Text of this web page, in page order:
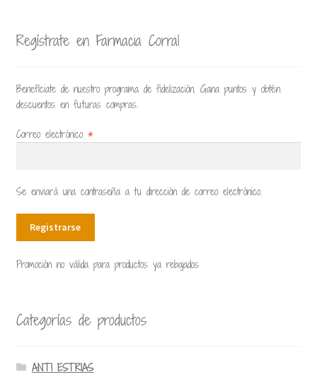
Regístrate en Farmacia Corral
Benefíciate de nuestro programa de fidelización. Gana puntos y obtén
descuentos en futuras compras.
Correo electrónico *
Se enviará una contraseña a tu dirección de correo electrónico.
Registrarse
Promoción no válida para productos ya rebajados
Categorías de productos
ANTI ESTRIAS